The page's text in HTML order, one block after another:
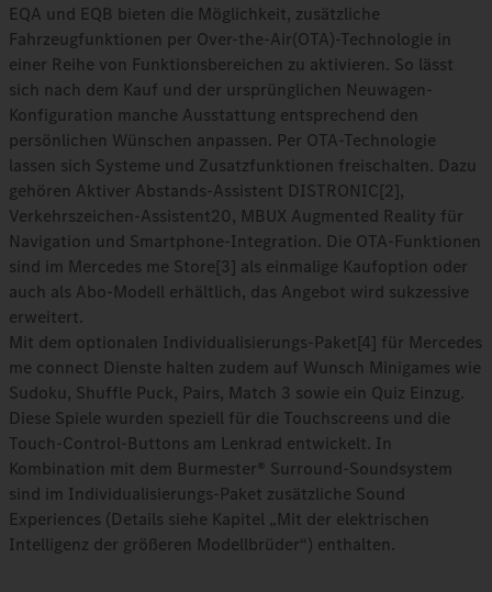
EQA und EQB bieten die Möglichkeit, zusätzliche
Fahrzeugfunktionen per Over-the-Air(OTA)-Technologie in
einer Reihe von Funktionsbereichen zu aktivieren. So lässt
sich nach dem Kauf und der ursprünglichen Neuwagen-
Konfiguration manche Ausstattung entsprechend den
persönlichen Wünschen anpassen. Per OTA-Technologie
lassen sich Systeme und Zusatzfunktionen freischalten. Dazu
gehören Aktiver Abstands-Assistent DISTRONIC[2],
Verkehrszeichen-Assistent20, MBUX Augmented Reality für
Navigation und Smartphone-Integration. Die OTA-Funktionen
sind im Mercedes me Store[3] als einmalige Kaufoption oder
auch als Abo-Modell erhältlich, das Angebot wird sukzessive
erweitert.
Mit dem optionalen Individualisierungs-Paket[4] für Mercedes
me connect Dienste halten zudem auf Wunsch Minigames wie
Sudoku, Shuffle Puck, Pairs, Match 3 sowie ein Quiz Einzug.
Diese Spiele wurden speziell für die Touchscreens und die
Touch-Control-Buttons am Lenkrad entwickelt. In
Kombination mit dem Burmester® Surround-Soundsystem
sind im Individualisierungs-Paket zusätzliche Sound
Experiences (Details siehe Kapitel „Mit der elektrischen
Intelligenz der größeren Modellbrüder“) enthalten.